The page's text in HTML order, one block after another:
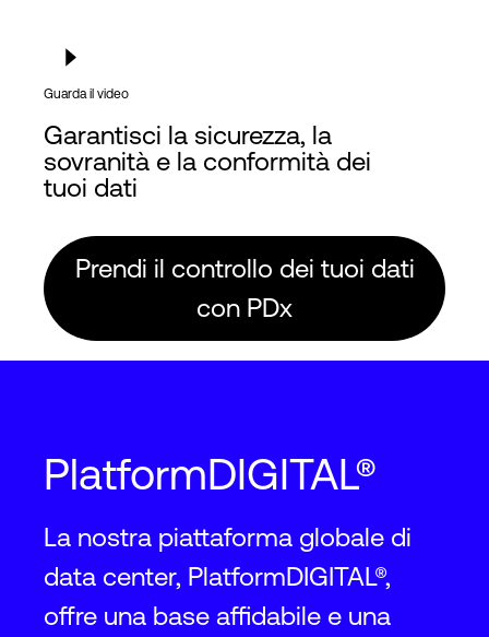
Guarda il video
Garantisci la sicurezza, la
sovranità e la conformità dei
tuoi dati
Prendi il controllo dei tuoi dati
con PDx
PlatformDIGITAL®
La nostra piattaforma globale di
data center, PlatformDIGITAL®,
offre una base affidabile e una